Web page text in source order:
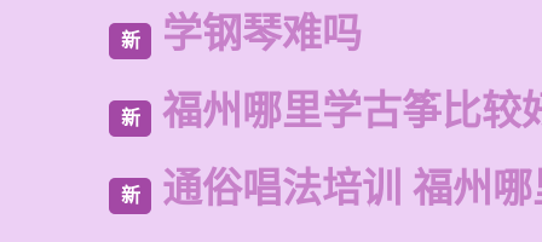
新 学钢琴难吗
新 福州哪里学古筝比较
新 通俗唱法培训 福州